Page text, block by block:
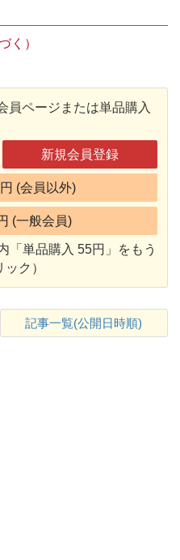
く）
員ページまたは単品購入
新規会員登録
(会員以外)
(一般会員)
「単品購入 55円」をもう
ク）
記事一覧(公開日時順)